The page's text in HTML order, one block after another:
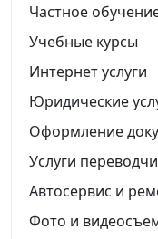
Частное
Учебные курсы
Интернет услуги
Юридические
Оформление
Услуги
Автосервис и
Фото и